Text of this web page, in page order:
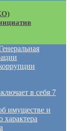
в себя 7
имуществе и
характера